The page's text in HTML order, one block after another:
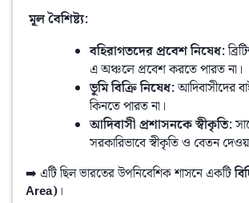
️ মূল বৈশিষ্ট্য:
বহিরাগতদের প্রবেশ নিষেধ:
এ অঞ্চলে প্রবেশ করতে পারত না।
ভূমি বিক্রি নিষেধ:আদিবাসীদের
কিনতে পারত না।
আদিবাসী প্রশাসনকে স্বীকৃতি:
সরকারিভাবে স্বীকৃতি ও বেতন
➡️ এটি ছিল ভারতের উপনিবেশিক শাসনে একটি
Area)।